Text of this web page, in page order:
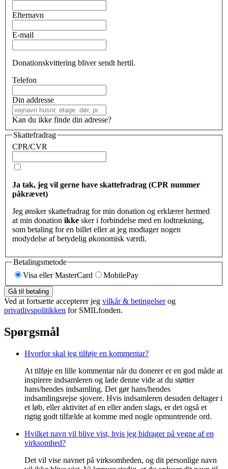
Efternavn
E-mail
Donationskvittering bliver sendt hertil.
Telefon
Din addresse
Kan du ikke finde din adresse?
Skattefradrag
CPR/CVR
Ja tak, jeg vil gerne have skattefradrag (CPR nummer
påkrævet)
Jeg ønsker skattefradrag for min donation og erklærer hermed
at min donation ikke sker i forbindelse med en lodtrækning,
som betaling for en billet eller at jeg modtager nogen
modydelse af betydelig økonomisk værdi.
Betalingsmetode
Visa eller MasterCard
MobilePay
Gå til betaling
Ved at fortsætte accepterer jeg vilkår & betingelserog
privatlivspolitikken for SMILfonden.
Spørgsmål
Hvorfor skal jeg tilføje en kommentar?
At tilføje en lille kommentar når du donerer er en god måde at
inspirere indsamleren og lade denne vide at du støtter
hans/hendes indsamling. Det gør hans/hendes
indsamlingsrejse sjovere. Hvis indsamleren desuden deltager i
et løb, eller aktivitet af en eller anden slags, er det også et
rigtig godt tilfælde at komme med nogle opmuntrende ord.
Hvilket navn vil blive vist, hvis jeg bidrager på vegne af en
virksomhed?
Det vil vise navnet på virksomheden, og dit personlige navn